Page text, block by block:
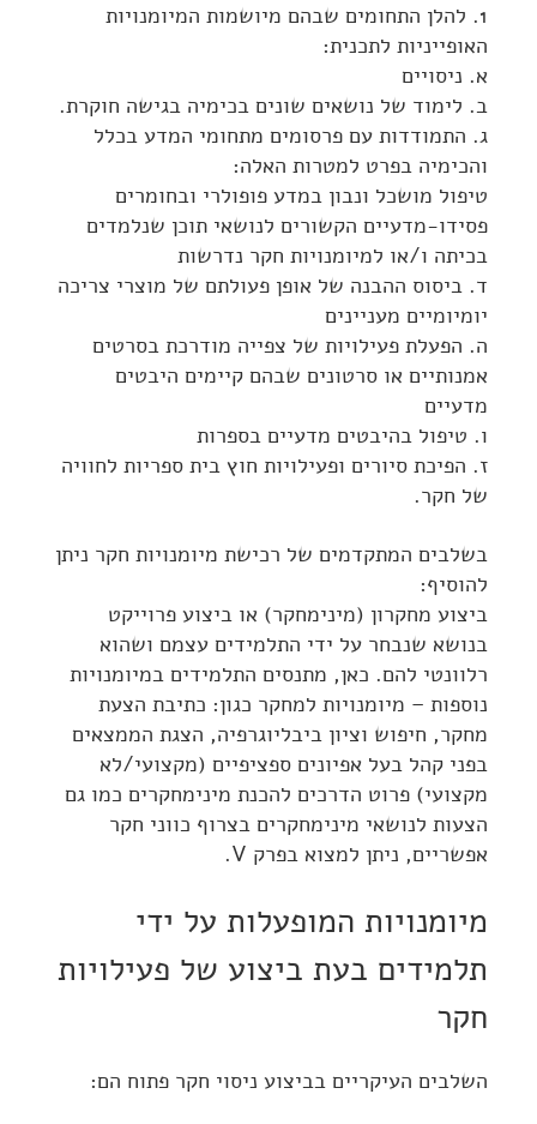
1. להלן התחומים שבהם מיושמות המיומנויות
האופייניות לתכנית:
א. ניסויים
ב. לימוד של נושאים שונים בכימיה בגישה חוקרת.
ג. התמודדות עם פרסומים מתחומי המדע בכלל
והכימיה בפרט למטרות האלה:
טיפול מושכל ונבון במדע פופולרי ובחומרים
פסידו-מדעיים הקשורים לנושאי תוכן שנלמדים
בכיתה ו/או למיומנויות חקר נדרשות
ד. ביסוס ההבנה של אופן פעולתם של מוצרי צריכה
יומיומיים מעניינים
ה. הפעלת פעילויות של צפייה מודרכת בסרטים
אמנותיים או סרטונים שבהם קיימים היבטים
מדעיים
ו. טיפול בהיבטים מדעיים בספרות
ז. הפיכת סיורים ופעילויות חוץ בית ספריות לחוויה
של חקר.
בשלבים המתקדמים של רכישת מיומנויות חקר ניתן
להוסיף:
ביצוע מחקרון (מינימחקר) או ביצוע פרוייקט
בנושא שנבחר על ידי התלמידים עצמם ושהוא
רלוונטי להם. כאן, מתנסים התלמידים במיומנויות
נוספות – מיומנויות למחקר כגון: כתיבת הצעת
מחקר, חיפוש וציון ביבליוגרפיה, הצגת הממצאים
בפני קהל בעל אפיונים ספציפיים (מקצועי/לא
מקצועי) פרוט הדרכים להכנת מינימחקרים כמו גם
הצעות לנושאי מינימחקרים בצרוף כווני חקר
אפשריים, ניתן למצוא בפרק V.
מיומנויות המופעלות על ידי
תלמידים בעת ביצוע של פעילויות
חקר
השלבים העיקריים בביצוע ניסוי חקר פתוח הם: